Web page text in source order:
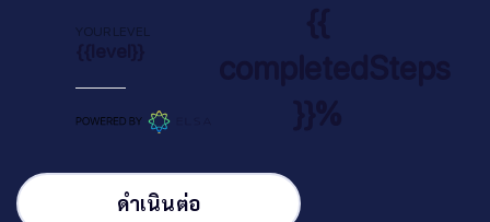
YOUR LEVEL
{{level}}
{{
completedSteps
}}%
ดำเนินต่อ